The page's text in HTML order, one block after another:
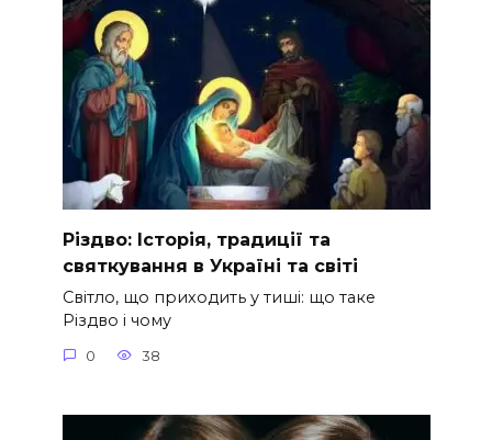
Різдво: Історія, традиції та
святкування в Україні та світі
Світло, що приходить у тиші: що таке
Різдво і чому
0 38